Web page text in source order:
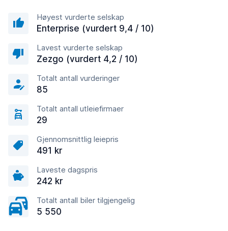
Høyest vurderte selskap
Enterprise (vurdert 9,4 / 10)
Lavest vurderte selskap
Zezgo (vurdert 4,2 / 10)
Totalt antall vurderinger
85
Totalt antall utleiefirmaer
29
Gjennomsnittlig leiepris
491 kr
Laveste dagspris
242 kr
Totalt antall biler tilgjengelig
5 550